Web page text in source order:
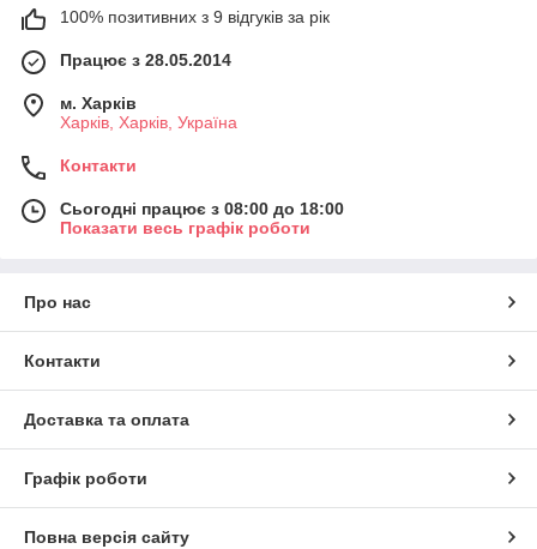
100% позитивних з 9 відгуків за рік
Працює з 28.05.2014
м. Харків
Харків, Харків, Україна
Контакти
Сьогодні працює з 08:00 до 18:00
Показати весь графік роботи
Про нас
Контакти
Доставка та оплата
Графік роботи
Повна версія сайту